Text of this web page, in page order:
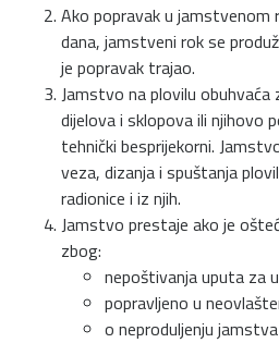
Ako popravak u jamstvenom
dana, jamstveni rok se
je popravak trajao.
Jamstvo na plovilu obuhvaća
dijelova i sklopova ili njihovo
tehnički besprijekorni.
veza, dizanja i spuštanja
radionice i iz njih.
Jamstvo prestaje ako je
zbog:
nepoštivanja uputa za
popravljeno u
o neproduljenju